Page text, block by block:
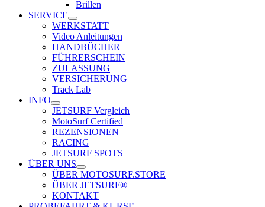
Brillen
SERVICE
WERKSTATT
Video Anleitungen
HANDBÜCHER
FÜHRERSCHEIN
ZULASSUNG
VERSICHERUNG
Track Lab
INFO
JETSURF Vergleich
MotoSurf Certified
REZENSIONEN
RACING
JETSURF SPOTS
ÜBER UNS
ÜBER MOTOSURF.STORE
ÜBER JETSURF®
KONTAKT